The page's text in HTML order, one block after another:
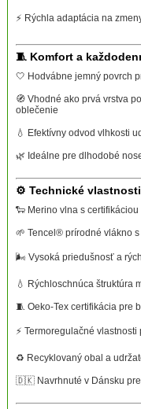
⚡ Rýchla adaptácia na
🧵 Komfort a
🤍 Hodvábne jemný povrch
🧭 Vhodné ako prvá vrstva
oblečenie
💧 Efektívny odvod vlhkosti
🌿 Ideálne pre dlhodobé
⚙️ Technické vlastnosti
🐑 Merino vlna s
🌱 Tencel® prírodné vlákno
🌬️ Vysoká priedušnosť a
💧 Rýchloschnúca štruktúra
🧵 Oeko-Tex certifikácia pre
⚡ Termoregulačné
♻️ Recyklovaný obal a
🇩🇰 Navrhnuté v Dánsku